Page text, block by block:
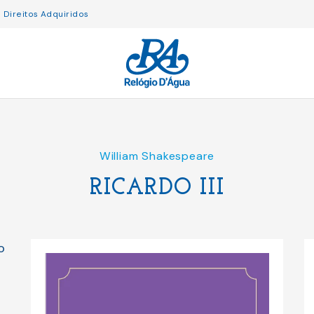
Direitos Adquiridos
William Shakespeare
RICARDO III